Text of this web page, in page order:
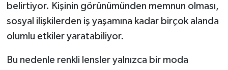
belirtiyor. Kişinin görünümünden memnun olması,
sosyal ilişkilerden iş yaşamına kadar birçok alanda
olumlu etkiler yaratabiliyor.
Bu nedenle renkli lensler yalnızca bir moda